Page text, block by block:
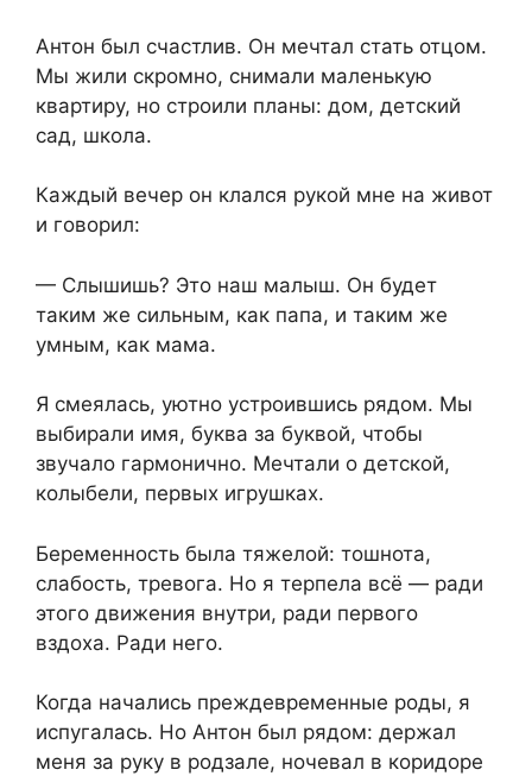
Антон был счастлив. Он мечтал стать отцом.
Мы жили скромно, снимали маленькую
квартиру, но строили планы: дом, детский
сад, школа.
Каждый вечер он клался рукой мне на живот
и говорил:
— Слышишь? Это наш малыш. Он будет
таким же сильным, как папа, и таким же
умным, как мама.
Я смеялась, уютно устроившись рядом. Мы
выбирали имя, буква за буквой, чтобы
звучало гармонично. Мечтали о детской,
колыбели, первых игрушках.
Беременность была тяжелой: тошнота,
слабость, тревога. Но я терпела всё — ради
этого движения внутри, ради первого
вздоха. Ради него.
Когда начались преждевременные роды, я
испугалась. Но Антон был рядом: держал
меня за руку в родзале, ночевал в коридоре